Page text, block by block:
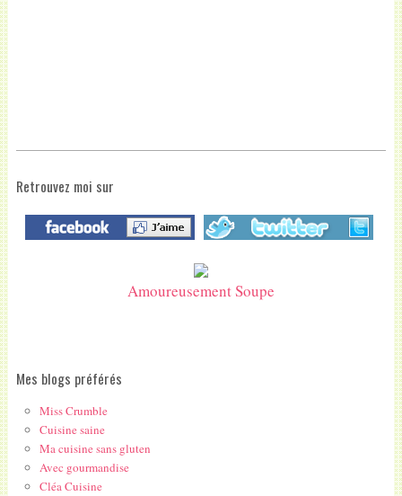
Retrouvez moi sur
Amoureusement Soupe
Mes blogs préférés
Miss Crumble
Cuisine saine
Ma cuisine sans gluten
Avec gourmandise
Cléa Cuisine